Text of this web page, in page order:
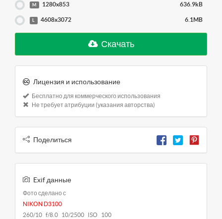
M 1280x853 636.9kB
L 4608x3072 6.1MB
Скачать
Лицензия и использование
Бесплатно для коммерческого использования
Не требует атрибуции (указания авторства)
Поделиться
Exif данные
Фото сделано с
NIKON D3100
260/10 f/8.0 10/2500 ISO 100